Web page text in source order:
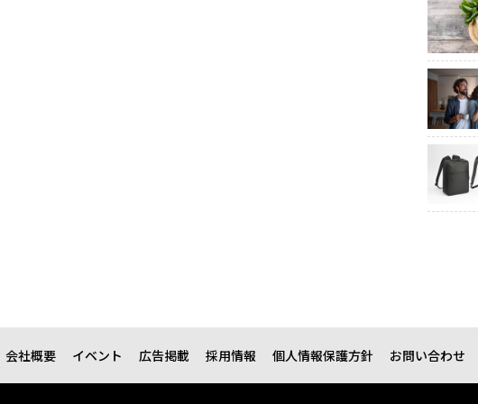
会社概要 イベント 広告掲載 採用情報 個人情報保護方針 お問い合わせ